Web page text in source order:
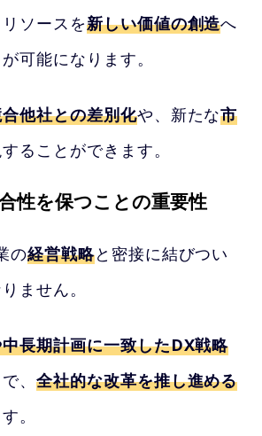
ソースを新しい価値の創造へ
可能になります。
他社との差別化や、新たな市
ることができます。
性を保つことの重要性
の経営戦略と密接に結びつい
ません。
長期計画に一致したDX戦略
、全社的な改革を推し進める
。